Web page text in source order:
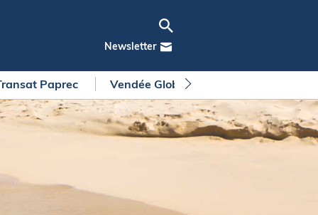
Newsletter
Paprec Vendée Globe